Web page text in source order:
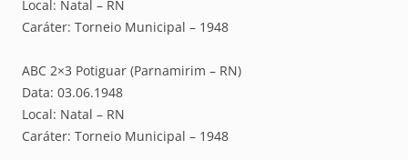
Local: Natal – RN
Caráter: Torneio Municipal – 1948
ABC 2×3 Potiguar (Parnamirim – RN)
Data: 03.06.1948
Local: Natal – RN
Caráter: Torneio Municipal – 1948